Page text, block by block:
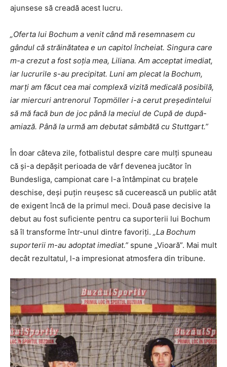
ajunsese să creadă acest lucru.
„Oferta lui Bochum a venit când mă resemnasem cu
gândul că străinătatea e un capitol încheiat. Singura care
m-a crezut a fost soția mea, Liliana. Am acceptat imediat,
iar lucrurile s-au precipitat. Luni am plecat la Bochum,
marți am făcut cea mai complexă vizită medicală posibilă,
iar miercuri antrenorul Topmöller i-a cerut președintelui
să mă facă bun de joc până la meciul de Cupă de după-
amiază. Până la urmă am debutat sâmbătă cu Stuttgart.”
În doar câteva zile, fotbalistul despre care mulți spuneau
că și-a depășit perioada de vârf devenea jucător în
Bundesliga, campionat care l-a întâmpinat cu brațele
deschise, deși puțin reușesc să cucerească un public atât
de exigent încă de la primul meci. Două pase decisive la
debut au fost suficiente pentru ca suporterii lui Bochum
să îl transforme într-unul dintre favoriți. „La Bochum
suporterii m-au adoptat imediat.” spune „Vioară”. Mai mult
decât rezultatul, l-a impresionat atmosfera din tribune.